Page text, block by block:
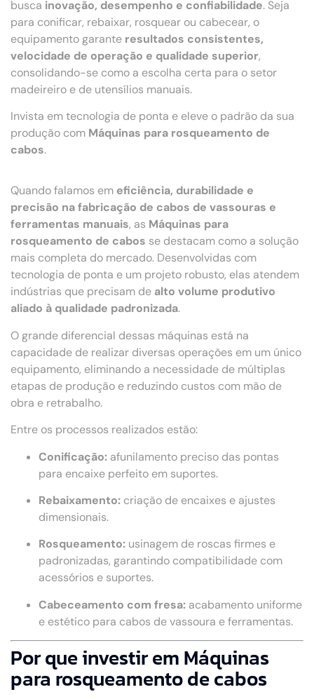
busca inovação, desempenho e confiabilidade. Seja
para conificar, rebaixar, rosquear ou cabecear, o
equipamento garante resultados consistentes,
velocidade de operação e qualidade superior,
consolidando-se como a escolha certa para o setor
madeireiro e de utensílios manuais.
Invista em tecnologia de ponta e eleve o padrão da sua
produção com Máquinas para rosqueamento de
cabos.
Quando falamos em eficiência, durabilidade e
precisão na fabricação de cabos de vassouras e
ferramentas manuais, as Máquinas para
rosqueamento de cabos se destacam como a solução
mais completa do mercado. Desenvolvidas com
tecnologia de ponta e um projeto robusto, elas atendem
indústrias que precisam de alto volume produtivo
aliado à qualidade padronizada.
O grande diferencial dessas máquinas está na
capacidade de realizar diversas operações em um único
equipamento, eliminando a necessidade de múltiplas
etapas de produção e reduzindo custos com mão de
obra e retrabalho.
Entre os processos realizados estão:
Conificação: afunilamento preciso das pontas
para encaixe perfeito em suportes.
Rebaixamento: criação de encaixes e ajustes
dimensionais.
Rosqueamento: usinagem de roscas firmes e
padronizadas, garantindo compatibilidade com
acessórios e suportes.
Cabeceamento com fresa: acabamento uniforme
e estético para cabos de vassoura e ferramentas.
Por que investir em Máquinas
para rosqueamento de cabos